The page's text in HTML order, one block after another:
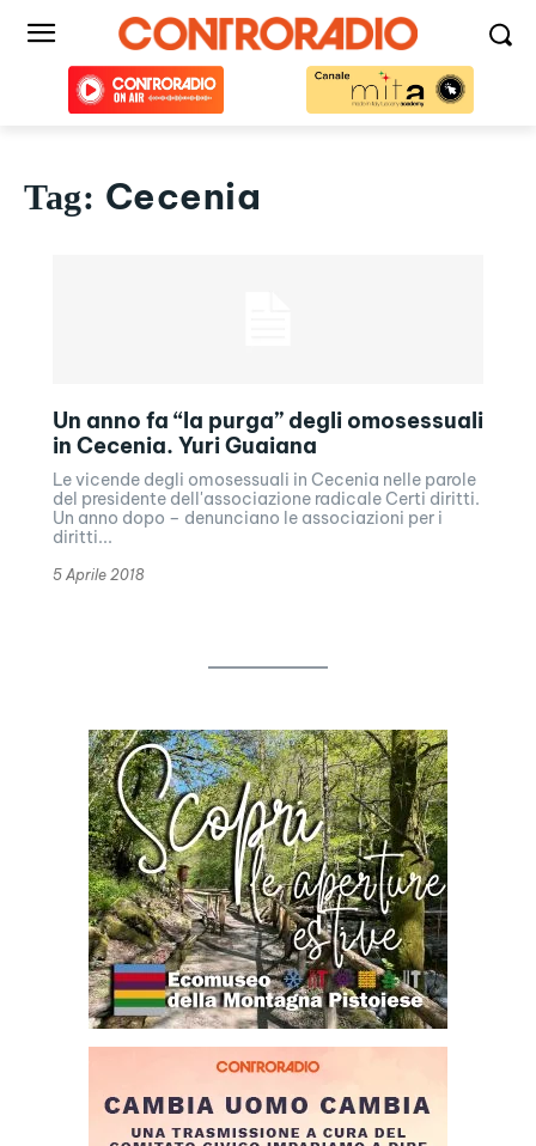
Tag: Cecenia
Un anno fa “la purga” degli omosessuali
in Cecenia. Yuri Guaiana
Le vicende degli omosessuali in Cecenia nelle parole
del presidente dell'associazione radicale Certi diritti.
Un anno dopo – denunciano le associazioni per i
diritti...
5 Aprile 2018